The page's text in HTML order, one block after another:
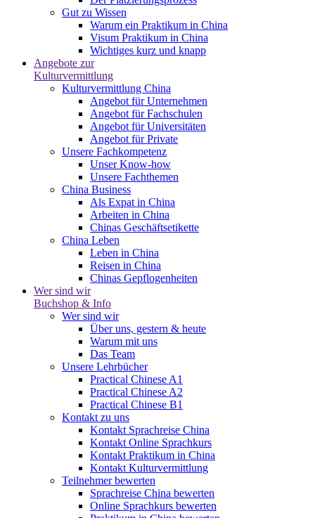
Gut zu Wissen
Warum ein Praktikum in China
Visum Praktikum in China
Wichtiges kurz und knapp
Angebote zur
Kulturvermittlung
Kulturvermittlung China
Angebot für Unternehmen
Angebot für Fachschulen
Angebot für Universitäten
Angebot für Private
Unsere Fachkompetenz
Unser Know-how
Unsere Fachthemen
China Business
Als Expat in China
Arbeiten in China
Chinas Geschäftsetikette
China Leben
Leben in China
Reisen in China
Chinas Gepflogenheiten
Wer sind wir
Buchshop & Info
Wer sind wir
Über uns, gestern & heute
Warum mit uns
Das Team
Unsere Lehrbücher
Practical Chinese A1
Practical Chinese A2
Practical Chinese B1
Kontakt zu uns
Kontakt Sprachreise China
Kontakt Online Sprachkurs
Kontakt Praktikum in China
Kontakt Kulturvermittlung
Teilnehmer bewerten
Sprachreise China bewerten
Online Sprachkurs bewerten